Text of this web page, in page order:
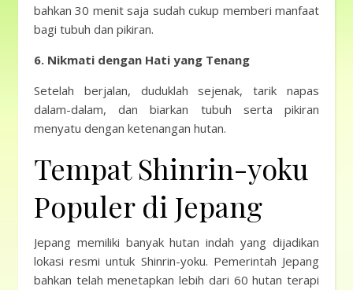
bahkan 30 menit saja sudah cukup memberi manfaat
bagi tubuh dan pikiran.
6. Nikmati dengan Hati yang Tenang
Setelah berjalan, duduklah sejenak, tarik napas
dalam-dalam, dan biarkan tubuh serta pikiran
menyatu dengan ketenangan hutan.
Tempat Shinrin-yoku
Populer di Jepang
Jepang memiliki banyak hutan indah yang dijadikan
lokasi resmi untuk Shinrin-yoku. Pemerintah Jepang
bahkan telah menetapkan lebih dari 60 hutan terapi